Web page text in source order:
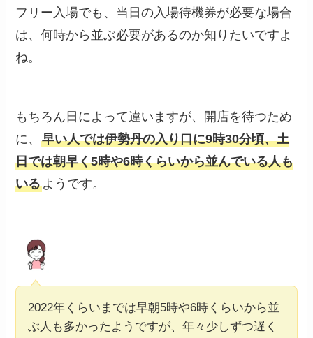
フリー入場でも、当日の入場待機券が必要な場合
は、何時から並ぶ必要があるのか知りたいですよ
ね。
もちろん日によって違いますが、開店を待つため
に、早い人では伊勢丹の入り口に9時30分頃、土
日では朝早く5時や6時くらいから並んでいる人も
いるようです。
2022年くらいまでは早朝5時や6時くらいから並
ぶ人も多かったようですが、年々少しずつ遅く